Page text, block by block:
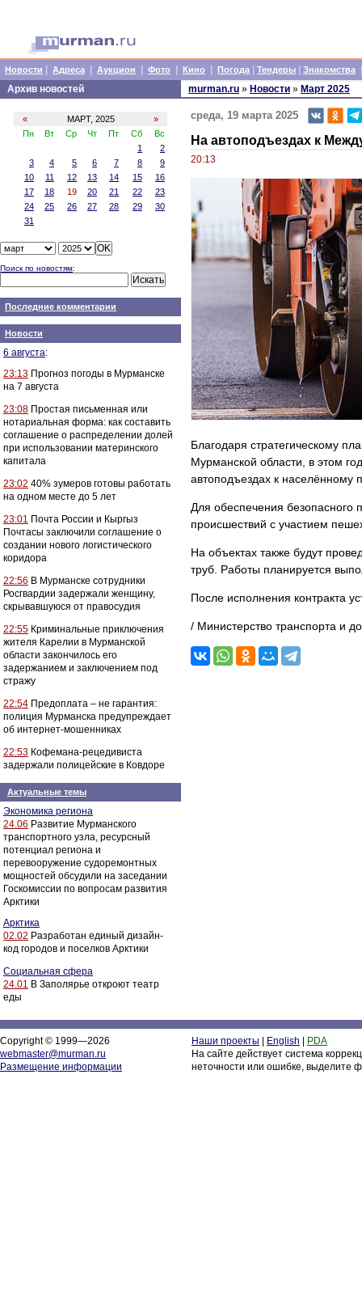
Новости Адреса Аукцион Фото Кино Погода Тендеры Знакомства
Архив новостей
« МАРТ, 2025
»
Пн
Вт Ср Чт Пт Сб
Вс
1
2
3
4 5 6 7 8
9
10
11 12 13 14 15
16
17
18 19 20 21 22
23
24
25 26 27 28 29
30
31
Поиск по новостям:
Последние комментарии
Новости
6 августа:
23:13 Прогноз погоды в Мурманске
на 7 августа
23:08 Простая письменная или
нотариальная форма: как составить
соглашение о распределении долей
при использовании материнского
капитала
23:02 40% зумеров готовы работать
на одном месте до 5 лет
23:01 Почта России и Кыргыз
Почтасы заключили соглашение о
создании нового логистического
коридора
22:56 В Мурманске сотрудники
Росгвардии задержали женщину,
скрывавшуюся от правосудия
22:55 Криминальные приключения
жителя Карелии в Мурманской
области закончилось его
задержанием и заключением под
стражу
22:54 Предоплата – не гарантия:
полиция Мурманска предупреждает
об интернет-мошенниках
22:53 Кофемана-рецедивиста
задержали полицейские в Ковдоре
Актуальные темы
Экономика региона
24.06 Развитие Мурманского
транспортного узла, ресурсный
потенциал региона и
перевооружение судоремонтных
мощностей обсудили на заседании
Госкомиссии по вопросам развития
Арктики
Арктика
02.02 Разработан единый дизайн-
код городов и поселков Арктики
Социальная сфера
24.01 В Заполярье откроют театр
еды
murman.ru » Новости » Март 2025
среда, 19 марта 2025
На автоподъездах к
20:13
Благодаря стратегическому
Мурманской области, в этом
автоподъездах к
Для обеспечения безопасного
происшествий с участием
На объектах также будут
труб. Работы планируется
После исполнения контракта
/ Министерство транспорта и
Copyright © 1999—2026
webmaster@murman.ru
Размещение информации
Наши проекты English
PDA
На сайте действует система
неточности или ошибке, выделите